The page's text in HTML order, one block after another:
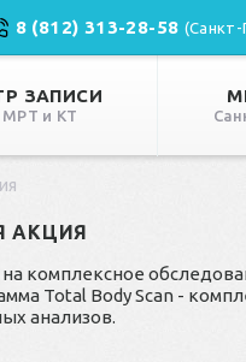
8 (812) 313-28-58 (Санкт-
ЗАПИСИ
МРТ и КТ
АКЦИЯ
на комплексное
Total Body Scan -
анализов.